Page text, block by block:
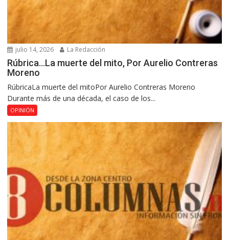
julio 14, 2026 La Redacción
Rúbrica…La muerte del mito, Por Aurelio Contreras
Moreno
RúbricaLa muerte del mitoPor Aurelio Contreras Moreno
Durante más de una década, el caso de los...
OPINIÓN